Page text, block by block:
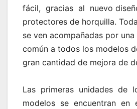
fácil, gracias al nuevo
protectores de horquilla.
se ven acompañadas por
común a todos los modelos
gran cantidad de mejora de
Las primeras unidades de
modelos se encuentran en